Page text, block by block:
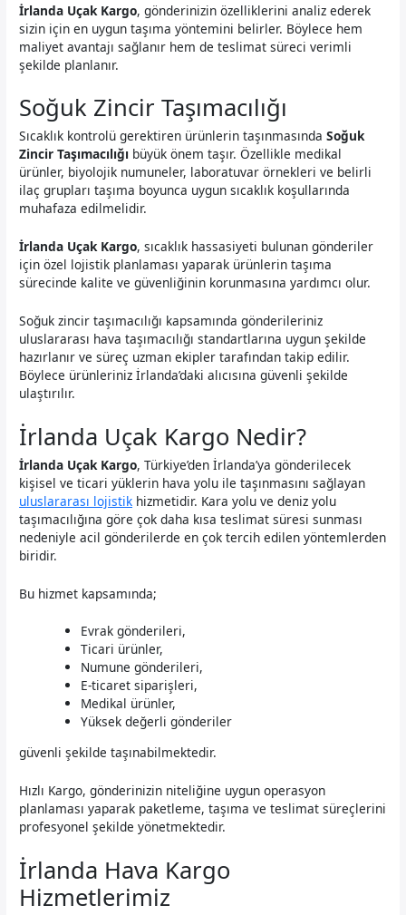
İrlanda Uçak Kargo, gönderinizin özelliklerini analiz ederek
sizin için en uygun taşıma yöntemini belirler. Böylece hem
maliyet avantajı sağlanır hem de teslimat süreci verimli
şekilde planlanır.
Soğuk Zincir Taşımacılığı
Sıcaklık kontrolü gerektiren ürünlerin taşınmasındaSoğuk
Zincir Taşımacılığı büyük önem taşır. Özellikle medikal
ürünler, biyolojik numuneler, laboratuvar örnekleri ve belirli
ilaç grupları taşıma boyunca uygun sıcaklık koşullarında
muhafaza edilmelidir.
İrlanda Uçak Kargo, sıcaklık hassasiyeti bulunan gönderiler
için özel lojistik planlaması yaparak ürünlerin taşıma
sürecinde kalite ve güvenliğinin korunmasına yardımcı olur.
Soğuk zincir taşımacılığı kapsamında gönderileriniz
uluslararası hava taşımacılığı standartlarına uygun şekilde
hazırlanır ve süreç uzman ekipler tarafından takip edilir.
Böylece ürünleriniz İrlanda’daki alıcısına güvenli şekilde
ulaştırılır.
İrlanda Uçak Kargo Nedir?
İrlanda Uçak Kargo, Türkiye’den İrlanda’ya gönderilecek
kişisel ve ticari yüklerin hava yolu ile taşınmasını sağlayan
uluslararası lojistik hizmetidir. Kara yolu ve deniz yolu
taşımacılığına göre çok daha kısa teslimat süresi sunması
nedeniyle acil gönderilerde en çok tercih edilen yöntemlerden
biridir.
Bu hizmet kapsamında;
Evrak gönderileri,
Ticari ürünler,
Numune gönderileri,
E-ticaret siparişleri,
Medikal ürünler,
Yüksek değerli gönderiler
güvenli şekilde taşınabilmektedir.
Hızlı Kargo, gönderinizin niteliğine uygun operasyon
planlaması yaparak paketleme, taşıma ve teslimat süreçlerini
profesyonel şekilde yönetmektedir.
İrlanda Hava Kargo
Hizmetlerimiz